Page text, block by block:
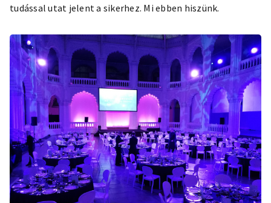
tudással utat jelent a sikerhez. Mi ebben hiszünk.